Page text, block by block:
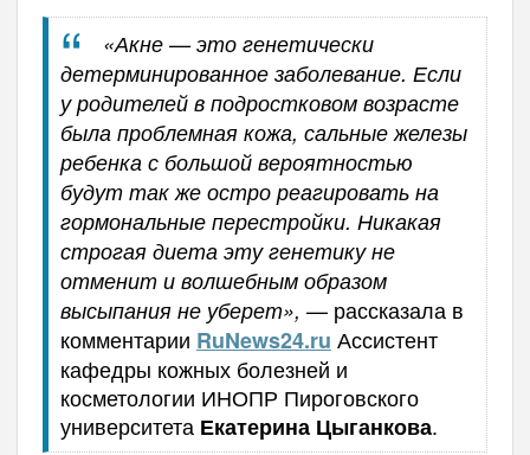
«Акне — это генетически
детерминированное заболевание. Если
у родителей в подростковом возрасте
была проблемная кожа, сальные железы
ребенка с большой вероятностью
будут так же остро реагировать на
гормональные перестройки. Никакая
строгая диета эту генетику не
отменит и волшебным образом
высыпания не уберет», — рассказала в
комментарии RuNews24.ru Ассистент
кафедры кожных болезней и
косметологии ИНОПР Пироговского
университета Екатерина Цыганкова.